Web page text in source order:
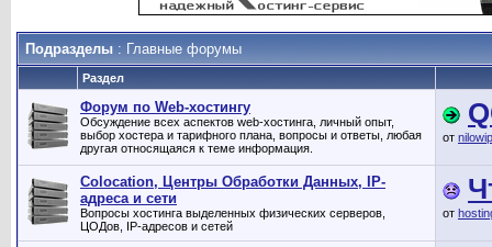
Подразделы : Главные форумы
Раздел
Форум по Web-хостингу
Обсуждение всех аспектов web-хостинга, личный опыт,
выбор хостера и тарифного плана, вопросы и ответы, любая
другая относящаяся к теме информация.
от
Сolocation, Центры Обработки Данных, IP-
адреса и сети
Вопросы хостинга выделенных физических серверов,
ЦОДов, IP-адресов и сетей
от